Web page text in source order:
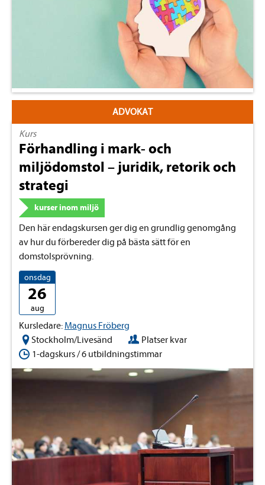
ADVOKAT
Kurs
Förhandling i mark- och
miljödomstol – juridik, retorik och
strategi
kurser inom miljö
Den här endagskursen ger dig en grundlig genomgång
av hur du förbereder dig på bästa sätt för en
domstolsprövning.
onsdag
26
aug
Kursledare: Magnus Fröberg
Stockholm/Livesänd
Platser kvar
1-dagskurs / 6 utbildningstimmar